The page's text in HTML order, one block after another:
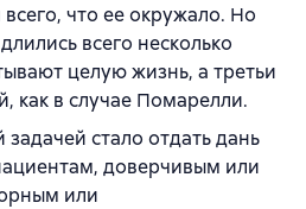
что ее окружало. Но
всего несколько
целую жизнь, а третьи
как в случае Помарелли.
стало отдать дань
доверчивым или
или